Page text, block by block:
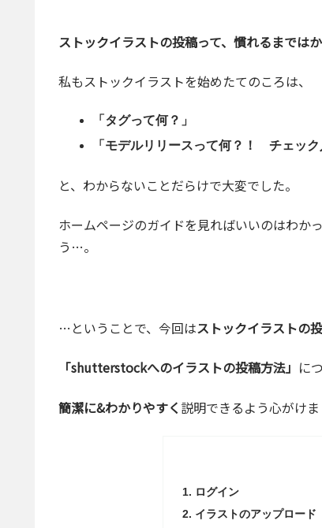
ストックイラストの投稿って、慣れるまでは
私もストックイラストを始めたてのころは、
「タグって何？」
「モデルリリースって何？！ チェック
と、わからないことだらけで大変でした。
ホームページのガイドを見ればいいのはわか
う…。
…ということで、今回はストックイラストの
「shutterstockへのイラストの投稿方法」 に
簡潔に&わかりやすく説明できるよう心がけ
ログイン
イラストのアップロード